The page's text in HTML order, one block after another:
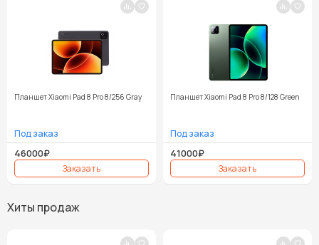
Планшет Xiaomi Pad 8 Pro 8/256 Gray
46000₽
Планшет Xiaomi Pad 8 Pro 8/128 Green
41000₽
Хиты продаж